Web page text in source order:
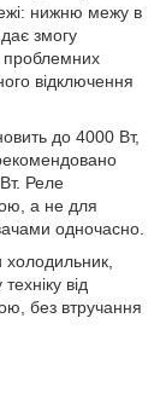
нижню межу в
змогу
проблемних
відключення
до 4000 Вт,
Реле
а не для
одночасно.
від
без втручання